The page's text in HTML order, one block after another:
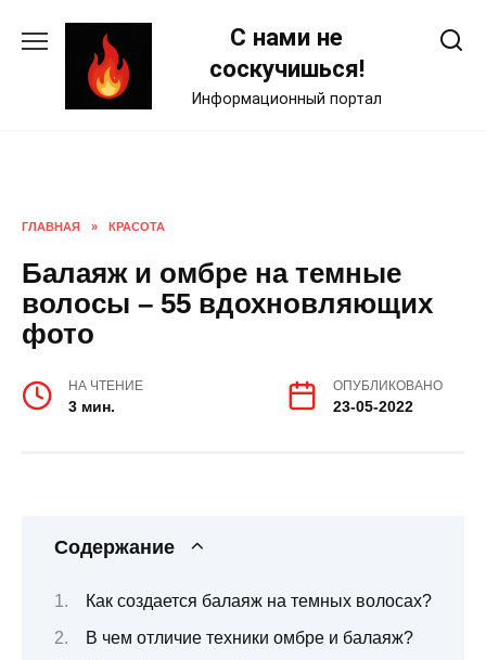
С нами не
соскучишься!
Информационный портал
ГЛАВНАЯ » КРАСОТА
Балаяж и омбре на темные
волосы – 55 вдохновляющих
фото
НА ЧТЕНИЕ
3 мин.
ОПУБЛИКОВАНО
23-05-2022
Содержание
Как создается балаяж на темных волосах?
В чем отличие техники омбре и балаяж?